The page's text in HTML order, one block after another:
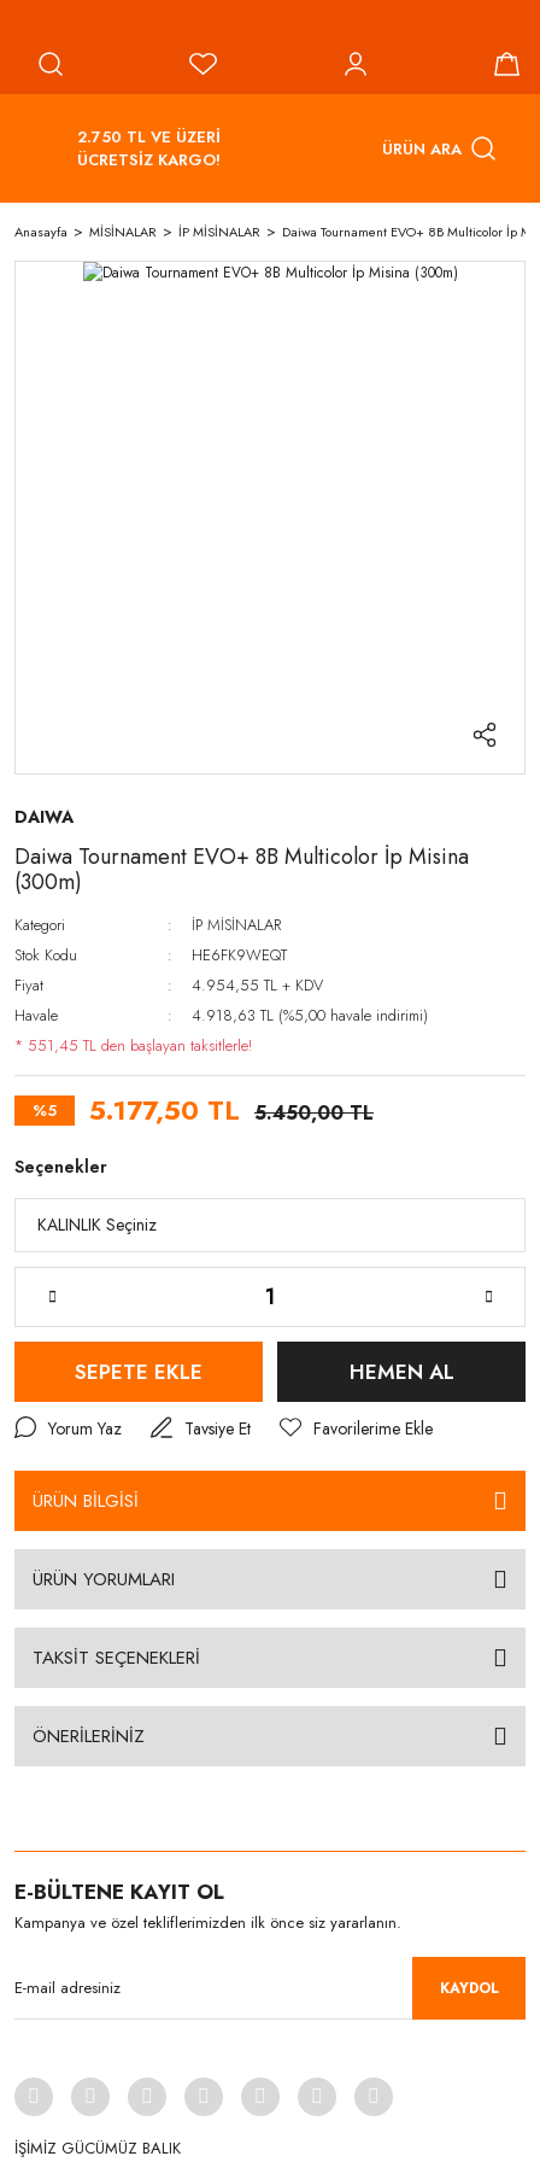
2.750 TL VE ÜZERİ
ÜCRETSİZ KARGO!
ÜRÜN ARA
Anasayfa MİSİNALAR İP MİSİNALAR Daiwa Tournament EVO+ 8B Multicolor İp
DAIWA
Daiwa Tournament EVO+ 8B Multicolor İp Misina
(300m)
Kategori
İP MİSİNALAR
Stok Kodu
HE6FK9WEQT
Fiyat
4.954,55 TL + KDV
Havale
4.918,63 TL (%5,00 havale indirimi)
* 551,45 TL den başlayan taksitlerle!
%5 5.177,50 TL 5.450,00 TL
Seçenekler
SEPETE EKLE HEMEN AL
Yorum Yaz Tavsiye Et
ÜRÜN BİLGİSİ
ÜRÜN YORUMLARI
TAKSİT SEÇENEKLERİ
ÖNERİLERİNİZ
E-BÜLTENE KAYIT OL
Kampanya ve özel tekliflerimizden ilk önce siz yararlanın.
KAYDOL
İŞİMİZ GÜCÜMÜZ BALIK